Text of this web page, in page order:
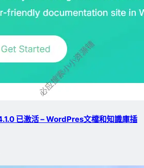
已激活 – WordPres文檔和知識庫插